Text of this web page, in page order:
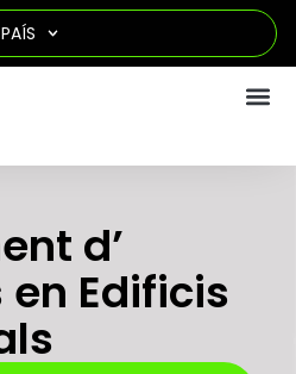
PAÍS
d’
Edificis